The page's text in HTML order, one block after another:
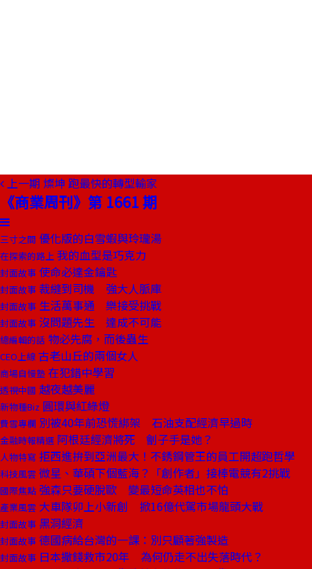
上一期 燦坤 跑最快的轉型輸家
《商業周刊》第 1661 期
三寸之間 優化版的白雪蝦與玲瓏湯
在探索的路上 我的血型是巧克力
封面故事 使命必達金鑰匙
封面故事 裁縫到司機 強大人脈庫
封面故事 生活萬事通 樂接受挑戰
封面故事 沒問題先生 達成不可能
總編輯的話 物必先腐，而後蟲生
CEO上線 古老山丘的兩個女人
商場自慢塾 在犯錯中學習
透視中國 越夜越美麗
新物種Biz 圓環與紅綠燈
費雪專欄 別被40年前恐慌綁架 石油支配經濟早過時
金融時報精選 阿根廷經濟將死 劊子手是她？
人物特寫 拒西進拚到亞洲最大！不銹鋼管王的員工開超跑哲學
科技風雲 微星、華碩下個藍海？「創作者」接棒電競有2挑戰
國際焦點 強森只要硬脫歐 變最短命英相也不怕
產業風雲 大車隊卯上小新創 掀16億代駕市場龍頭大戰
封面故事 黑洞經濟
封面故事 德國病給台灣的一課：別只顧著強製造
封面故事 日本撒錢救市20年 為何仍走不出失落時代？